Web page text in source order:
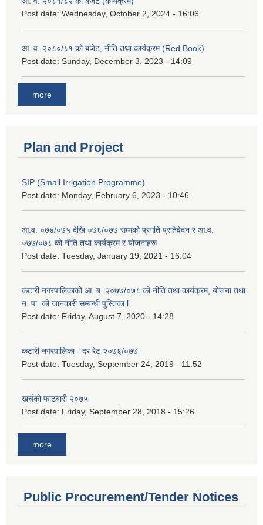
Post date: Wednesday, October 2, 2024 - 16:06
आ. व. २०८०/८१ को बजेट, नीति तथा कार्यक्रम (Red Book)
Post date: Sunday, December 3, 2023 - 14:09
more
Plan and Project
SIP (Small Irrigation Programme)
Post date: Monday, February 6, 2023 - 10:46
आ.व. ०७४/०७५ देखि ०७६/०७७ सम्मको प्रगति प्रतिवेदन र आ.व.
०७७/०७८ को नीति तथा कार्यक्रम र योजनाहरू
Post date: Tuesday, January 19, 2021 - 16:04
कटारी नगरपालिकाको आ. ब. २०७७/०७८ को नीति तथा कार्यक्रम, योजना तथा
न. पा. को जानकारी सम्बन्धी पुस्तिका l
Post date: Friday, August 7, 2020 - 14:28
कटारी नगरपालिका - दर रेट २०७६/०७७
Post date: Tuesday, September 24, 2019 - 11:52
खर्चको फाटबारी २०७५
Post date: Friday, September 28, 2018 - 15:26
more
Public Procurement/Tender Notices